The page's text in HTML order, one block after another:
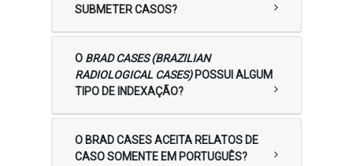
SUBMETER CASOS?
O BRAD CASES (BRAZILIAN
RADIOLOGICAL CASES)POSSUI ALGUM
TIPO DE INDEXAÇÃO?
O BRAD CASES ACEITA RELATOS DE
CASO SOMENTE EM PORTUGUÊS?